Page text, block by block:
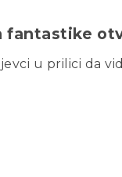
fantastike
u prilici da